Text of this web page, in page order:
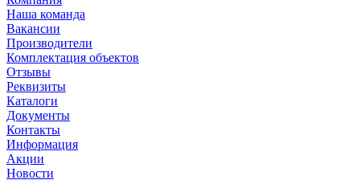
Наша команда
Вакансии
Производители
Комплектация объектов
Отзывы
Реквизиты
Каталоги
Документы
Контакты
Информация
Акции
Новости